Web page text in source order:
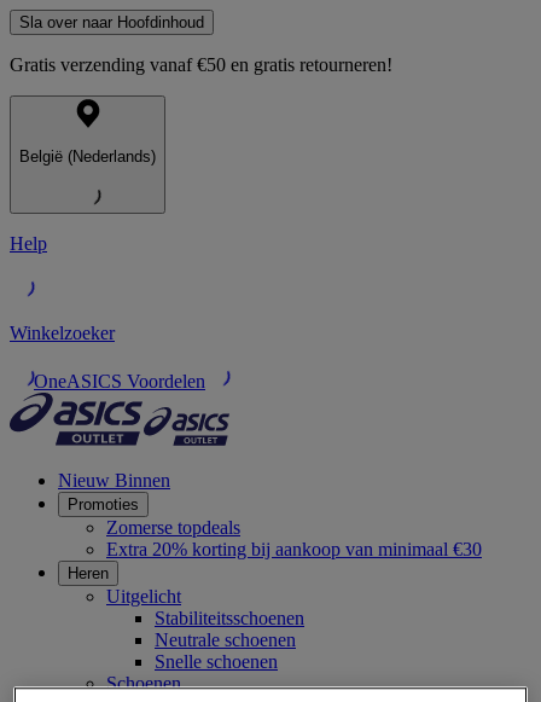
Sla over naar Hoofdinhoud
Gratis verzending vanaf €50 en gratis retourneren!
België (Nederlands)
Help
Winkelzoeker
OneASICS Voordelen
Nieuw Binnen
Promoties
Zomerse topdeals
Extra 20% korting bij aankoop van minimaal €30
Heren
Uitgelicht
Stabiliteitsschoenen
Neutrale schoenen
Snelle schoenen
Schoenen